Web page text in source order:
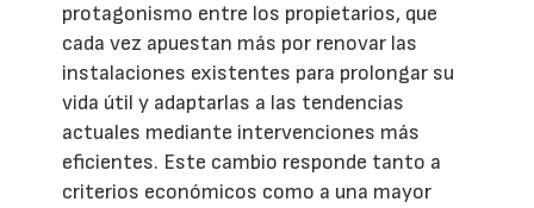
protagonismo entre los propietarios, que
cada vez apuestan más por renovar las
instalaciones existentes para prolongar su
vida útil y adaptarlas a las tendencias
actuales mediante intervenciones más
eficientes. Este cambio responde tanto a
criterios económicos como a una mayor